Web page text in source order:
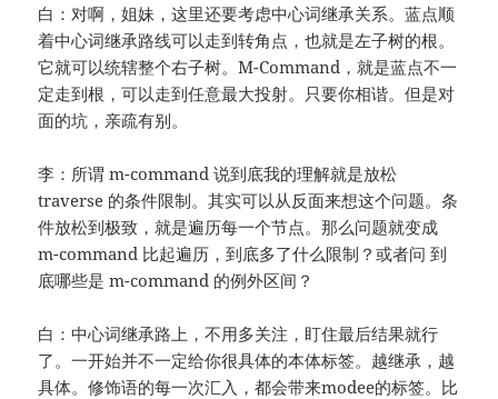
白：对啊，姐妹，这里还要考虑中心词继承关系。蓝点顺
着中心词继承路线可以走到转角点，也就是左子树的根。
它就可以统辖整个右子树。M-Command，就是蓝点不一
定走到根，可以走到任意最大投射。只要你相谐。但是对
面的坑，亲疏有别。
李：所谓 m-command 说到底我的理解就是放松
traverse 的条件限制。其实可以从反面来想这个问题。条
件放松到极致，就是遍历每一个节点。那么问题就变成
m-command 比起遍历，到底多了什么限制？或者问 到
底哪些是 m-command 的例外区间？
白：中心词继承路上，不用多关注，盯住最后结果就行
了。一开始并不一定给你很具体的本体标签。越继承，越
具体。修饰语的每一次汇入，都会带来modee的标签。比